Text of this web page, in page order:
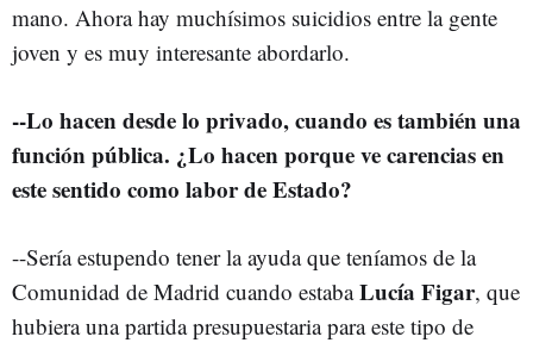
mano. Ahora hay muchísimos suicidios entre la gente
joven y es muy interesante abordarlo.
--Lo hacen desde lo privado, cuando es también una
función pública. ¿Lo hacen porque ve carencias en
este sentido como labor de Estado?
--Sería estupendo tener la ayuda que teníamos de la
Comunidad de Madrid cuando estabaLucía Figar, que
hubiera una partida presupuestaria para este tipo de